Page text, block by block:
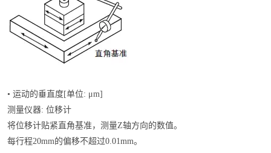
• 运动的垂直度[单位: μm]
测量仪器: 位移计
将位移计贴紧直角基准，测量Z轴方向的数值。
每行程20mm的偏移不超过0.01mm。